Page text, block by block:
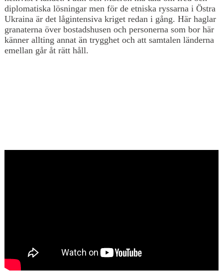
diplomatiska lösningar men för de etniska ryssarna i Östra
Ukraina är det lågintensiva kriget redan i gång. Här haglar
granaterna över bostadshusen och personerna som bor här
känner allting annat än trygghet och att samtalen länderna
emellan går åt rätt håll.